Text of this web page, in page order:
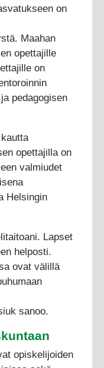
on
Maahan
opettajille
on
pedagogisen
opettajilla on
valmiudet
Helsingin
Lapset
helposti.
ovat välillä
sanoo.
opiskelijoiden